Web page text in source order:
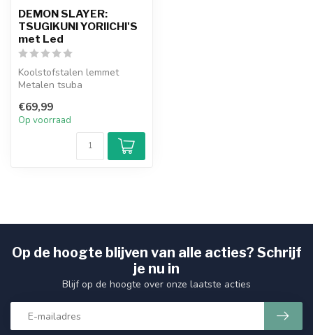
DEMON SLAYER:
TSUGIKUNI YORIICHI'S
met Led
Koolstofstalen lemmet
Metalen tsuba
Totale lengte 980 mm
(1030...
€69,99
Op voorraad
Op de hoogte blijven van alle acties? Schrijf
je nu in
Blijf op de hoogte over onze laatste acties